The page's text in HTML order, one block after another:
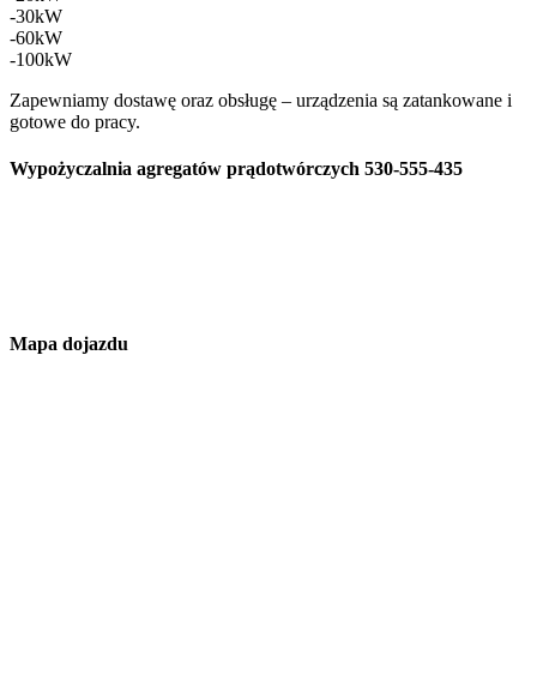
-30kW
-60kW
-100kW
Zapewniamy dostawę oraz obsługę – urządzenia są zatankowane i
gotowe do pracy.
Wypożyczalnia agregatów prądotwórczych 530-555-435
Mapa dojazdu